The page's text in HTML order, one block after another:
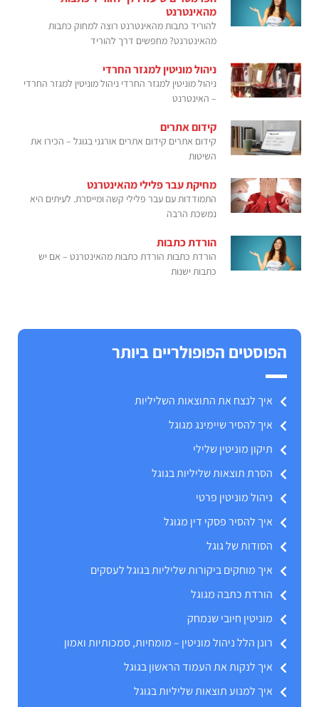
מהאינטרנט
להוריד כתבות מהאינטרנט רוצה למחוק כתבות
מהאינטרנט? מחפשים דרך להוריד
ניהול מוניטין למגזר החרדי
ניהול מוניטין למגזר החרדי ניהול מוניטין למגזר החרדי
– האינטרנט
קידום אתרים
קידום אתרים קידום אתרים אורגני בגוגל – הכירו את
השיטות
מחיקת עבר פלילי מהאינטרנט
התמודדות עם עבר פלילי קשה ומייסרת. לעיתים היא
נמשכת הרבה
הורדת כתבות
הורדת כתבות הורדת כתבות מהאינטרנט – אם יש
כתבות ישנות
הפוסטים הפופולריים ביותר
איך לנצח את התוצאות השליליות
איך להסיר שיימינג מגוגל
תיקון מוניטין שלילי
הסרת תוצאות שליליות בגוגל
ניהול מוניטין פרטי
איך להסיר פסקי דין מגוגל
הסודות של גוגל
איך מוחקים ביקורות שליליות בגוגל לעסקים
הורדת כתבה מגוגל
מוניטין חיובי שנמחק
רונן הלל ניהול מוניטין – מומחיות, סמכותיות ואמון
איך לנקות את העמוד הראשון בגוגל
איך למנוע תוצאות שליליות בגוגל